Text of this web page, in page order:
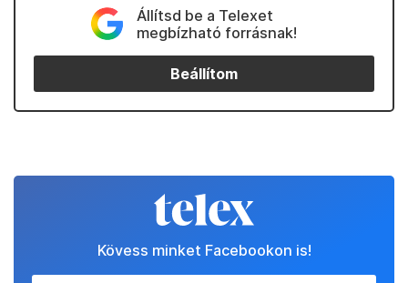
Állítsd be a Telexet
megbízható forrásnak!
Beállítom
Kövess minket Facebookon is!